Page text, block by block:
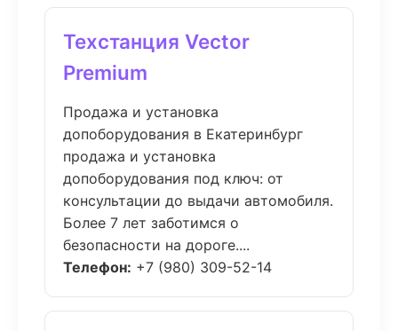
Техстанция Vector
Premium
Продажа и установка
допоборудования в Екатеринбург
продажа и установка
допоборудования под ключ: от
консультации до выдачи автомобиля.
Более 7 лет заботимся о
безопасности на дороге....
Телефон: +7 (980) 309-52-14